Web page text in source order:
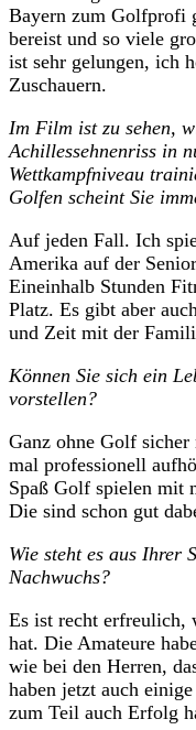
Bayern zum Golfprofi
bereist und so viele
ist sehr gelungen, ich
Zuschauern.
Im Film ist zu sehen,
Achillessehnenriss in
Wettkampfniveau
Golfen scheint Sie
Auf jeden Fall. Ich
Amerika auf der
Eineinhalb Stunden
Platz. Es gibt aber
und Zeit mit der
Können Sie sich ein
vorstellen?
Ganz ohne Golf
mal professionell
Spaß Golf spielen mit
Die sind schon gut
Wie steht es aus Ihrer
Nachwuchs?
Es ist recht erfreulich,
hat. Die Amateure
wie bei den Herren,
haben jetzt auch
zum Teil auch Erfolg